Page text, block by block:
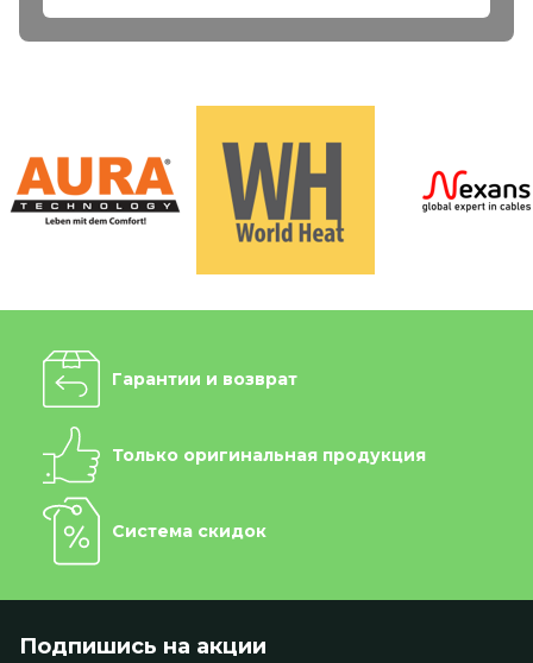
Гарантии и возврат
Только оригинальная продукция
Система скидок
Подпишись на акции